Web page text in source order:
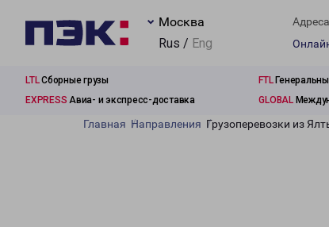
Москва
Rus / Eng
Адреса
LTLСборные грузы FTL
EXPRESS Авиа- и экспресс-доставка GLOBAL
Главная Направления Грузоперевозки из